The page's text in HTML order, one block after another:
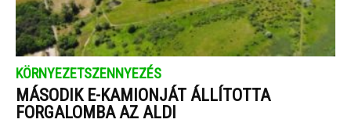
KÖRNYEZETSZENNYEZÉS
MÁSODIK E-KAMIONJÁT ÁLLÍTOTTA
FORGALOMBA AZ ALDI